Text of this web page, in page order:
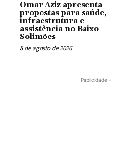
Omar Aziz apresenta
propostas para saúde,
infraestrutura e
assistência no Baixo
Solimões
8 de agosto de 2026
- Publicidade -